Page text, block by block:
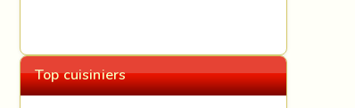
Top cuisiniers